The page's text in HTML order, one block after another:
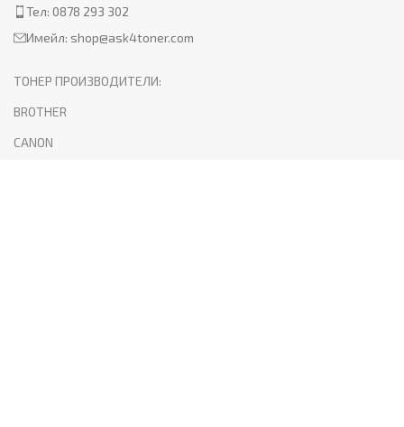
Тел: 0878 293 302
Имейл: shop@ask4toner.com
ТОНЕР ПРОИЗВОДИТЕЛИ:
BROTHER
CANON